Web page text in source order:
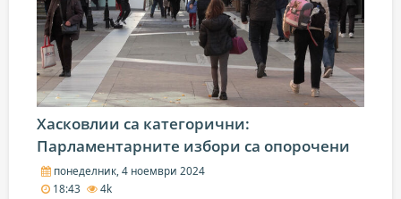
Хасковлии са категорични:
Парламентарните избори са опорочени
понеделник, 4 ноември 2024
18:43
4k